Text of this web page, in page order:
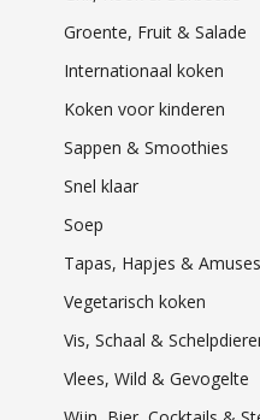
Groente, Fruit & Salade
Internationaal koken
Koken voor kinderen
Sappen & Smoothies
Snel klaar
Soep
Tapas, Hapjes & Amuses
Vegetarisch koken
Vis, Schaal &
Vlees, Wild & Gevogelte